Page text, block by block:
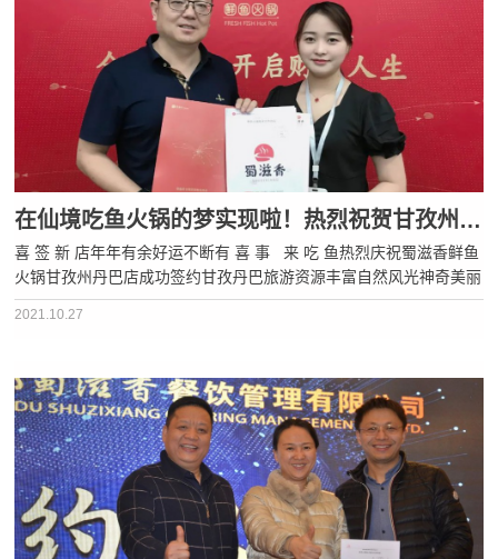
在仙境吃鱼火锅的梦实现啦！热烈祝贺甘孜州丹巴店，成功签约！
喜 签 新 店年年有余好运不断有 喜 事 来 吃 鱼热烈庆祝蜀滋香鲜鱼
火锅甘孜州丹巴店成功签约甘孜丹巴旅游资源丰富自然风光神奇美丽
是无数人为之向往的地方“天然盆景”、党岭风光集雪山、森林、海
2021.10.27